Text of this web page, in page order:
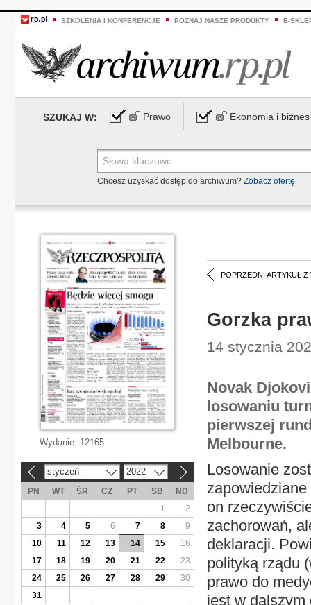
SZKOLENIA I KONFERENCJE POZNAJ NASZE PRODUKTY E-
SZUKAJ W: Prawo Ekonomia i biznes
Chcesz uzyskać dostęp do archiwum? Zobacz ofertę
POPRZEDNI ARTYKUŁ Z
Gorzka
14 stycznia
Novak
losowaniu
pierwszej
Melbourne.
Losowanie
on
zachorowań,
deklaracji.
polityką rządu
prawo do
jest w dalszym
Wydanie: 12165
styczeń 2022
PN WT ŚR CZ PT SB
ND
1
2
3
4 5 6 7 8
9
10
11 12 13 14 15
16
17
18 19 20 21 22
23
24
25 26 27 28 29
30
31